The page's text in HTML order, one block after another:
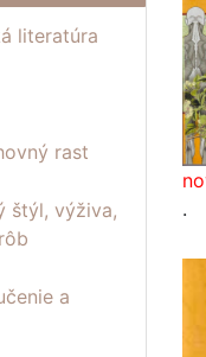
literatúra
rast
štýl, výživa,
a
.